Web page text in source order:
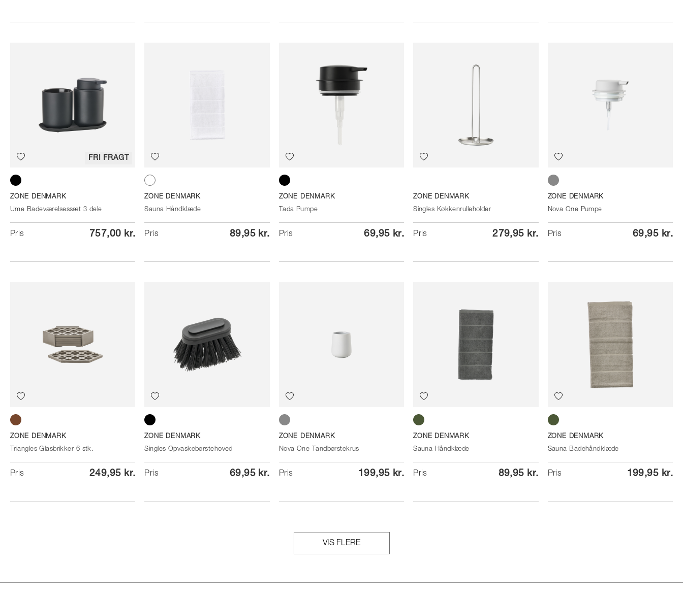
FRI FRAGT
Black
ZONE DENMARK
Ume Badeværelsessæt 3 dele
Pris 757,00 kr.
White
ZONE DENMARK
Sauna Håndklæde
Pris 89,95 kr.
Black
ZONE DENMARK
Tada Pumpe
Pris 69,95 kr.
ZONE DENMARK
Singles Køkkenrulleholder
Pris 279,95 kr.
Soft Grey
ZONE DENMARK
Nova One Pumpe
Pris 69,95 kr.
Taupe
ZONE DENMARK
Triangles Glasbrikker 6 stk.
Pris 249,95 kr.
Black
ZONE DENMARK
Singles Opvaskebørstehoved
Pris 69,95 kr.
Soft Grey
ZONE DENMARK
Nova One Tandbørstekrus
Pris 199,95 kr.
Olive green
ZONE DENMARK
Sauna Håndklæde
Pris 89,95 kr.
Eucalyptus
ZONE DENMARK
Sauna Badehåndklæde
Pris 199,95 kr.
VIS FLERE